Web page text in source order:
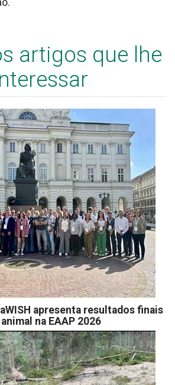
artigos que lhe
apresenta resultados finais
na EAAP 2026